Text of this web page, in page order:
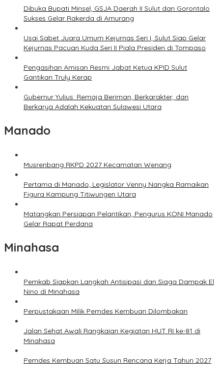
Dibuka Bupati Minsel, GSJA Daerah II Sulut dan Gorontalo
Sukses Gelar Rakerda di Amurang
Usai Sabet Juara Umum Kejurnas Seri I, Sulut Siap Gelar
Kejurnas Pacuan Kuda Seri II Piala Presiden di Tompaso
Pengasihan Amisan Resmi Jabat Ketua KPID Sulut
Gantikan Truly Kerap
Gubernur Yulius: Remaja Beriman, Berkarakter, dan
Berkarya Adalah Kekuatan Sulawesi Utara
Manado
Musrenbang RKPD 2027 Kecamatan Wenang
Pertama di Manado, Legislator Venny Nangka Ramaikan
Figura Kampung Titiwungen Utara
Matangkan Persiapan Pelantikan, Pengurus KONI Manado
Gelar Rapat Perdana
Minahasa
Pemkab Siapkan Langkah Antisipasi dan Siaga Dampak El
Nino di Minahasa
Perpustakaan Milik Pemdes Kembuan Dilombakan
Jalan Sehat Awali Rangkaian Kegiatan HUT RI ke-81 di
Minahasa
Pemdes Kembuan Satu Susun Rencana Kerja Tahun 2027